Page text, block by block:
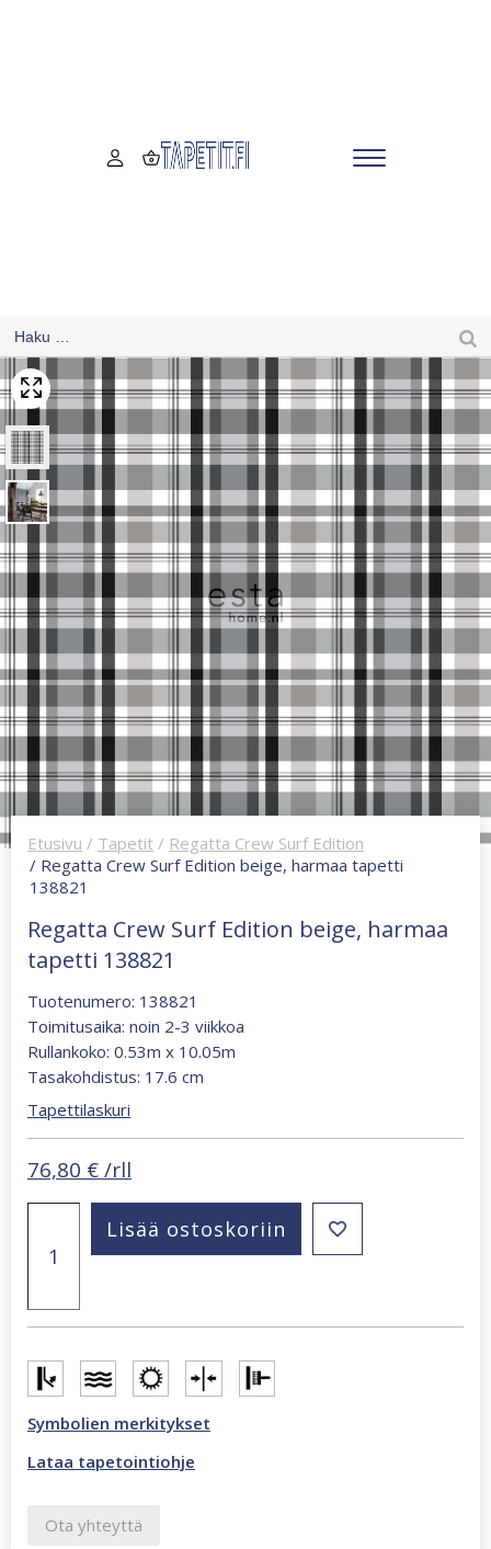
Etusivu / Tapetit / Regatta Crew Surf Edition
/ Regatta Crew Surf Edition beige, harmaa tapetti
138821
Regatta Crew Surf Edition beige, harmaa
tapetti 138821
Tuotenumero: 138821
Toimitusaika: noin 2-3 viikkoa
Rullankoko: 0.53m x 10.05m
Tasakohdistus: 17.6 cm
Tapettilaskuri
76,80 € /rll
Surf
harmaa
138821
määrä
Lisää ostoskoriin
Symbolien merkitykset
Lataa tapetointiohje
Ota yhteyttä